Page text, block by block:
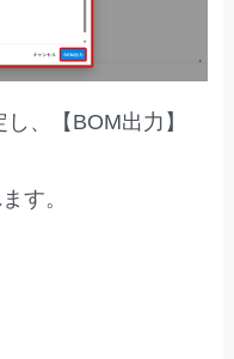
、【BOM出力】
す。